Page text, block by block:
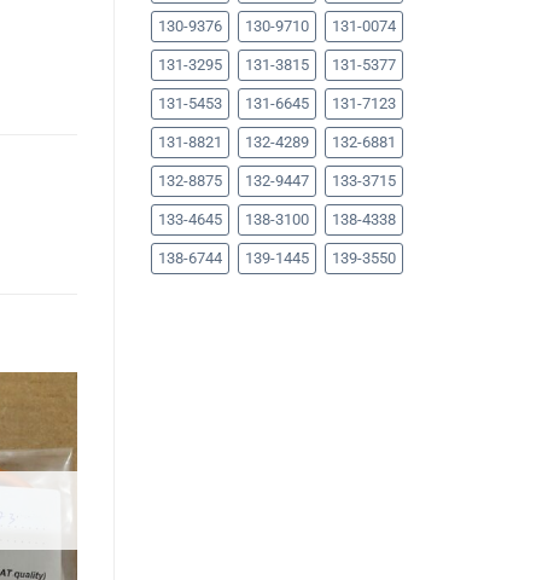
130-9376 130-9710 131-0074
131-3295 131-3815 131-5377
131-5453 131-6645 131-7123
131-8821 132-4289 132-6881
132-8875 132-9447 133-3715
133-4645 138-3100 138-4338
138-6744 139-1445 139-3550